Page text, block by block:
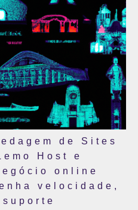
de Sites
Host e
online
velocidade,